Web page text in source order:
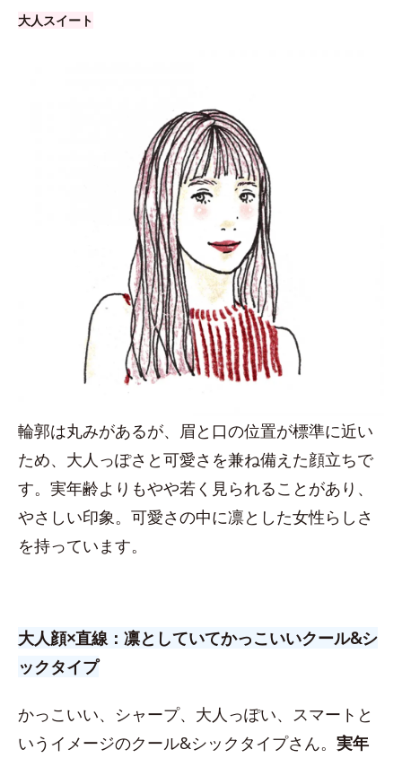
大人スイート
輪郭は丸みがあるが、眉と口の位置が標準に近い
ため、大人っぽさと可愛さを兼ね備えた顔立ちで
す。実年齢よりもやや若く見られることがあり、
やさしい印象。可愛さの中に凛とした女性らしさ
を持っています。
大人顔×直線：凛としていてかっこいいクール&シ
ックタイプ
かっこいい、シャープ、大人っぽい、スマートと
いうイメージのクール&シックタイプさん。 実年